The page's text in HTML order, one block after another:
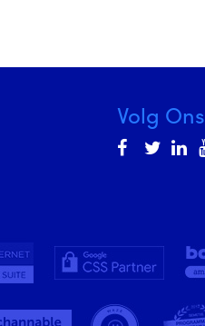
Volg Ons